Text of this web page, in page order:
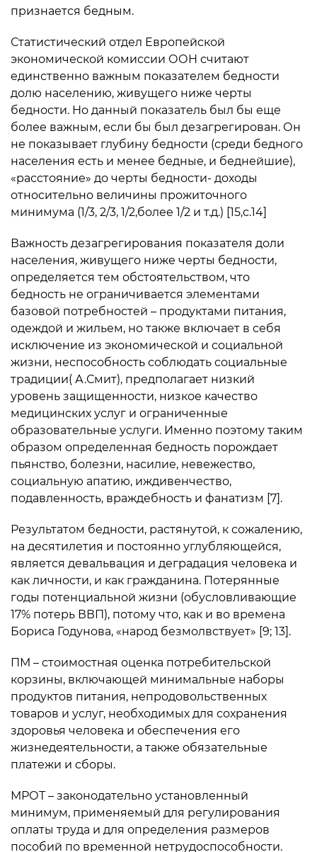
признается бедным.
Статистический отдел Европейской
экономической комиссии ООН считают
единственно важным показателем бедности
долю населению, живущего ниже черты
бедности. Но данный показатель был бы еще
более важным, если бы был дезагрегирован. Он
не показывает глубину бедности (среди бедного
населения есть и менее бедные, и беднейшие),
«расстояние» до черты бедности- доходы
относительно величины прожиточного
минимума (1/3, 2/3, 1/2,более 1/2 и т.д.) [15,с.14]
Важность дезагрегирования показателя доли
населения, живущего ниже черты бедности,
определяется тем обстоятельством, что
бедность не ограничивается элементами
базовой потребностей – продуктами питания,
одеждой и жильем, но также включает в себя
исключение из экономической и социальной
жизни, неспособность соблюдать социальные
традиции( А.Смит), предполагает низкий
уровень защищенности, низкое качество
медицинских услуг и ограниченные
образовательные услуги. Именно поэтому таким
образом определенная бедность порождает
пьянство, болезни, насилие, невежество,
социальную апатию, иждивенчество,
подавленность, враждебность и фанатизм [7].
Результатом бедности, растянутой, к сожалению,
на десятилетия и постоянно углубляющейся,
является девальвация и деградация человека и
как личности, и как гражданина. Потерянные
годы потенциальной жизни (обусловливающие
17% потерь ВВП), потому что, как и во времена
Бориса Годунова, «народ безмолвствует» [9; 13].
ПМ – стоимостная оценка потребительской
корзины, включающей минимальные наборы
продуктов питания, непродовольственных
товаров и услуг, необходимых для сохранения
здоровья человека и обеспечения его
жизнедеятельности, а также обяза­тельные
платежи и сборы.
МРОТ – законодательно установленный
минимум, применяемый для регулирова­ния
оплаты труда и для определения размеров
пособий по временной нетрудоспособ­ности.